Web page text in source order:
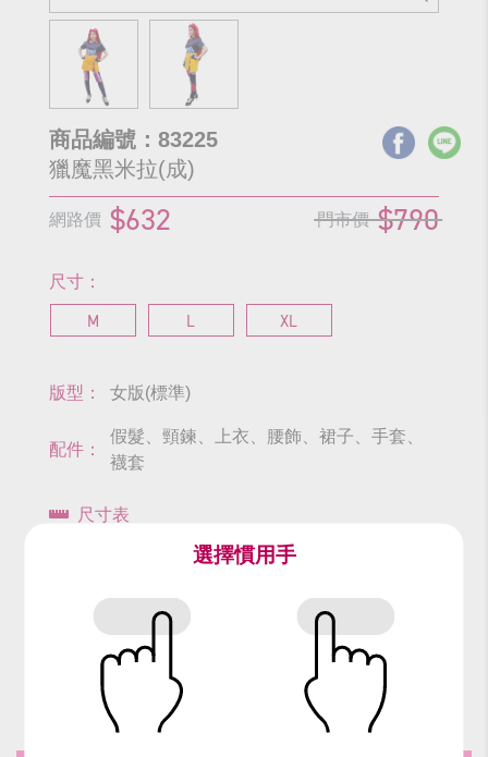
商品編號：83225
獵魔黑米拉(成)
網路價 $632 門市價 $790
尺寸：
M L XL
版型： 女版(標準)
配件：
假髮、頸鍊、上衣、腰飾、裙子、手套、
襪套
尺寸表
#獵魔女團 #K-POP #KPOP
#HUNTR/X
#黃色
選擇慣用手